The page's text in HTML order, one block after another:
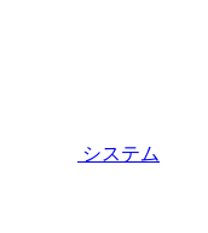
システム